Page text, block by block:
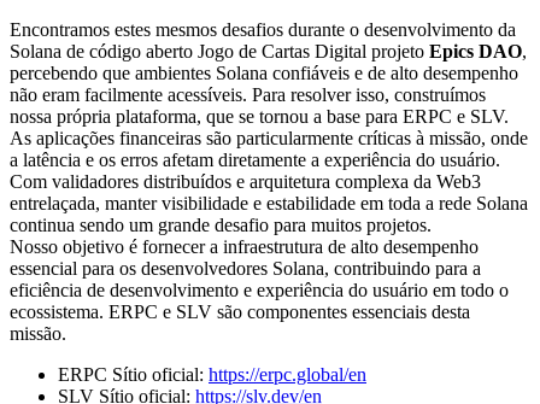
Encontramos estes mesmos desafios durante o desenvolvimento da
Solana de código aberto Jogo de Cartas Digital projeto Epics DAO,
percebendo que ambientes Solana confiáveis e de alto desempenho
não eram facilmente acessíveis. Para resolver isso, construímos
nossa própria plataforma, que se tornou a base para ERPC e SLV.
As aplicações financeiras são particularmente críticas à missão, onde
a latência e os erros afetam diretamente a experiência do usuário.
Com validadores distribuídos e arquitetura complexa da Web3
entrelaçada, manter visibilidade e estabilidade em toda a rede Solana
continua sendo um grande desafio para muitos projetos.
Nosso objetivo é fornecer a infraestrutura de alto desempenho
essencial para os desenvolvedores Solana, contribuindo para a
eficiência de desenvolvimento e experiência do usuário em todo o
ecossistema. ERPC e SLV são componentes essenciais desta
missão.
ERPC Sítio oficial: https://erpc.global/en
SLV Sítio oficial: https://slv.dev/en